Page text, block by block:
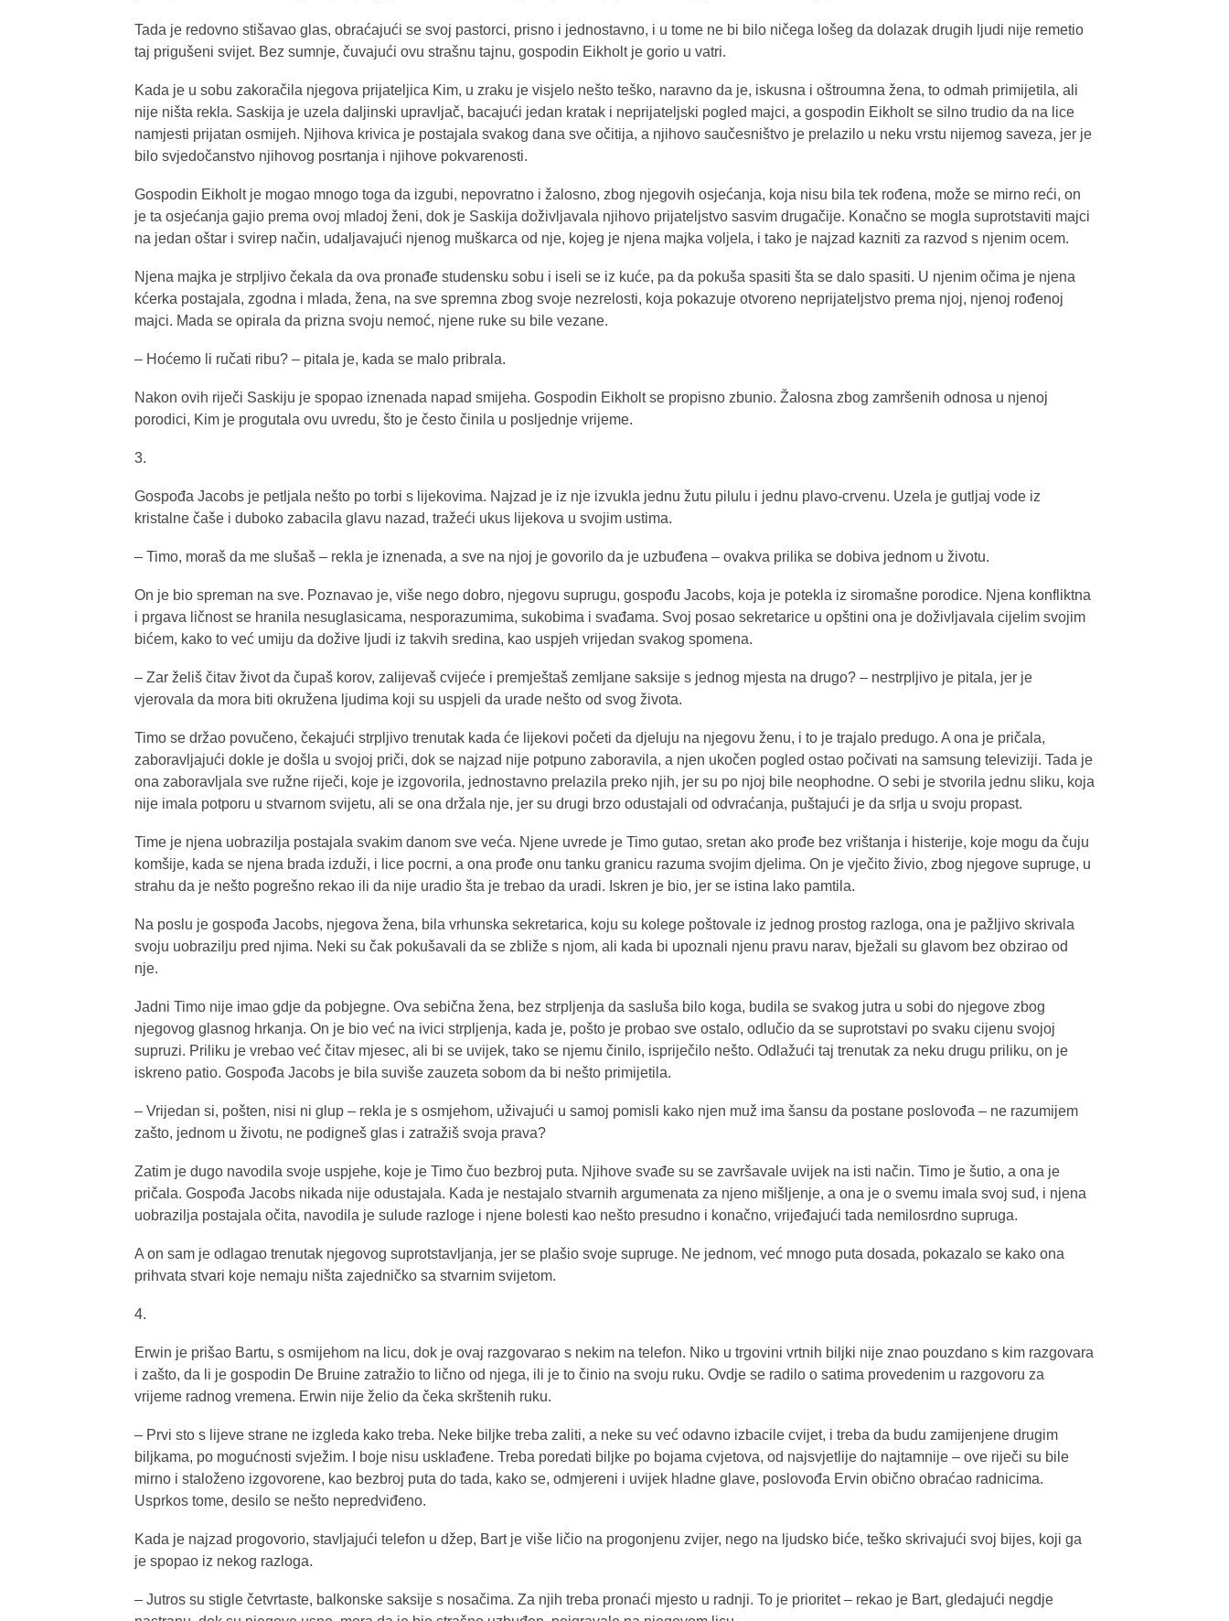
Tada je redovno stišavao glas, obraćajući se svoj pastorci, prisno i jednostavno, i u tome ne bi bilo ničega lošeg da dolazak drugih ljudi nije remetio
taj prigušeni svijet. Bez sumnje, čuvajući ovu strašnu tajnu, gospodin Eikholt je gorio u vatri.
Kada je u sobu zakoračila njegova prijateljica Kim, u zraku je visjelo nešto teško, naravno da je, iskusna i oštroumna žena, to odmah primijetila, ali
nije ništa rekla. Saskija je uzela daljinski upravljač, bacajući jedan kratak i neprijateljski pogled majci, a gospodin Eikholt se silno trudio da na lice
namjesti prijatan osmijeh. Njihova krivica je postajala svakog dana sve očitija, a njihovo saučesništvo je prelazilo u neku vrstu nijemog saveza, jer je
bilo svjedočanstvo njihovog posrtanja i njihove pokvarenosti.
Gospodin Eikholt je mogao mnogo toga da izgubi, nepovratno i žalosno, zbog njegovih osjećanja, koja nisu bila tek rođena, može se mirno reći, on
je ta osjećanja gajio prema ovoj mladoj ženi, dok je Saskija doživljavala njihovo prijateljstvo sasvim drugačije. Konačno se mogla suprotstaviti majci
na jedan oštar i svirep način, udaljavajući njenog muškarca od nje, kojeg je njena majka voljela, i tako je najzad kazniti za razvod s njenim ocem.
Njena majka je strpljivo čekala da ova pronađe studensku sobu i iseli se iz kuće, pa da pokuša spasiti šta se dalo spasiti. U njenim očima je njena
kćerka postajala, zgodna i mlada, žena, na sve spremna zbog svoje nezrelosti, koja pokazuje otvoreno neprijateljstvo prema njoj, njenoj rođenoj
majci. Mada se opirala da prizna svoju nemoć, njene ruke su bile vezane.
– Hoćemo li ručati ribu? – pitala je, kada se malo pribrala.
Nakon ovih riječi Saskiju je spopao iznenada napad smijeha. Gospodin Eikholt se propisno zbunio. Žalosna zbog zamršenih odnosa u njenoj
porodici, Kim je progutala ovu uvredu, što je često činila u posljednje vrijeme.
3.
Gospođa Jacobs je petljala nešto po torbi s lijekovima. Najzad je iz nje izvukla jednu žutu pilulu i jednu plavo-crvenu. Uzela je gutljaj vode iz
kristalne čaše i duboko zabacila glavu nazad, tražeći ukus lijekova u svojim ustima.
– Timo, moraš da me slušaš – rekla je iznenada, a sve na njoj je govorilo da je uzbuđena – ovakva prilika se dobiva jednom u životu.
On je bio spreman na sve. Poznavao je, više nego dobro, njegovu suprugu, gospođu Jacobs, koja je potekla iz siromašne porodice. Njena konfliktna
i prgava ličnost se hranila nesuglasicama, nesporazumima, sukobima i svađama. Svoj posao sekretarice u opštini ona je doživljavala cijelim svojim
bićem, kako to već umiju da dožive ljudi iz takvih sredina, kao uspjeh vrijedan svakog spomena.
– Zar želiš čitav život da čupaš korov, zalijevaš cvijeće i premještaš zemljane saksije s jednog mjesta na drugo? – nestrpljivo je pitala, jer je
vjerovala da mora biti okružena ljudima koji su uspjeli da urade nešto od svog života.
Timo se držao povučeno, čekajući strpljivo trenutak kada će lijekovi početi da djeluju na njegovu ženu, i to je trajalo predugo. A ona je pričala,
zaboravljajući dokle je došla u svojoj priči, dok se najzad nije potpuno zaboravila, a njen ukočen pogled ostao počivati na samsung televiziji. Tada je
ona zaboravljala sve ružne riječi, koje je izgovorila, jednostavno prelazila preko njih, jer su po njoj bile neophodne. O sebi je stvorila jednu sliku, koja
nije imala potporu u stvarnom svijetu, ali se ona držala nje, jer su drugi brzo odustajali od odvraćanja, puštajući je da srlja u svoju propast.
Time je njena uobrazilja postajala svakim danom sve veća. Njene uvrede je Timo gutao, sretan ako prođe bez vrištanja i histerije, koje mogu da čuju
komšije, kada se njena brada izduži, i lice pocrni, a ona prođe onu tanku granicu razuma svojim djelima. On je vječito živio, zbog njegove supruge, u
strahu da je nešto pogrešno rekao ili da nije uradio šta je trebao da uradi. Iskren je bio, jer se istina lako pamtila.
Na poslu je gospođa Jacobs, njegova žena, bila vrhunska sekretarica, koju su kolege poštovale iz jednog prostog razloga, ona je pažljivo skrivala
svoju uobrazilju pred njima. Neki su čak pokušavali da se zbliže s njom, ali kada bi upoznali njenu pravu narav, bježali su glavom bez obzirao od
nje.
Jadni Timo nije imao gdje da pobjegne. Ova sebična žena, bez strpljenja da sasluša bilo koga, budila se svakog jutra u sobi do njegove zbog
njegovog glasnog hrkanja. On je bio već na ivici strpljenja, kada je, pošto je probao sve ostalo, odlučio da se suprotstavi po svaku cijenu svojoj
supruzi. Priliku je vrebao već čitav mjesec, ali bi se uvijek, tako se njemu činilo, ispriječilo nešto. Odlažući taj trenutak za neku drugu priliku, on je
iskreno patio. Gospođa Jacobs je bila suviše zauzeta sobom da bi nešto primijetila.
– Vrijedan si, pošten, nisi ni glup – rekla je s osmjehom, uživajući u samoj pomisli kako njen muž ima šansu da postane poslovođa – ne razumijem
zašto, jednom u životu, ne podigneš glas i zatražiš svoja prava?
Zatim je dugo navodila svoje uspjehe, koje je Timo čuo bezbroj puta. Njihove svađe su se završavale uvijek na isti način. Timo je šutio, a ona je
pričala. Gospođa Jacobs nikada nije odustajala. Kada je nestajalo stvarnih argumenata za njeno mišljenje, a ona je o svemu imala svoj sud, i njena
uobrazilja postajala očita, navodila je sulude razloge i njene bolesti kao nešto presudno i konačno, vrijeđajući tada nemilosrdno supruga.
A on sam je odlagao trenutak njegovog suprotstavljanja, jer se plašio svoje supruge. Ne jednom, već mnogo puta dosada, pokazalo se kako ona
prihvata stvari koje nemaju ništa zajedničko sa stvarnim svijetom.
4.
Erwin je prišao Bartu, s osmijehom na licu, dok je ovaj razgovarao s nekim na telefon. Niko u trgovini vrtnih biljki nije znao pouzdano s kim razgovara
i zašto, da li je gospodin De Bruine zatražio to lično od njega, ili je to činio na svoju ruku. Ovdje se radilo o satima provedenim u razgovoru za
vrijeme radnog vremena. Erwin nije želio da čeka skrštenih ruku.
– Prvi sto s lijeve strane ne izgleda kako treba. Neke biljke treba zaliti, a neke su već odavno izbacile cvijet, i treba da budu zamijenjene drugim
biljkama, po mogućnosti svježim. I boje nisu usklađene. Treba poredati biljke po bojama cvjetova, od najsvjetlije do najtamnije – ove riječi su bile
mirno i staloženo izgovorene, kao bezbroj puta do tada, kako se, odmjereni i uvijek hladne glave, poslovođa Ervin obično obraćao radnicima.
Usprkos tome, desilo se nešto nepredviđeno.
Kada je najzad progovorio, stavljajući telefon u džep, Bart je više ličio na progonjenu zvijer, nego na ljudsko biće, teško skrivajući svoj bijes, koji ga
je spopao iz nekog razloga.
– Jutros su stigle četvrtaste, balkonske saksije s nosačima. Za njih treba pronaći mjesto u radnji. To je prioritet – rekao je Bart, gledajući negdje